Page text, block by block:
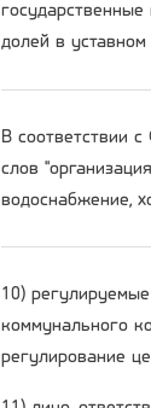
долей в
В соответствии
слов
водоснабжение,
10)
коммунального
регулирование